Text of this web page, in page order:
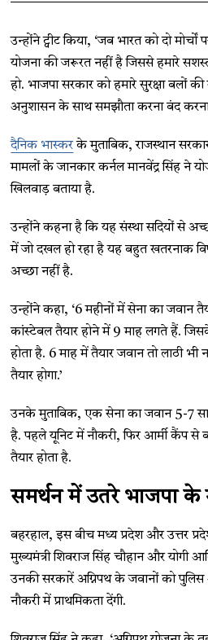
उन्होंने ट्वीट किया, ‘जब भारत को दो
योजना की जरूरत नहीं है जिससे हमारे
हो. भाजपा सरकार को हमारे सुरक्षा बलों की
अनुशासन के साथ समझौता करना बंद करना
दैनिक भास्करके मुताबिक, राजस्थान सरकार
मामलों के जानकार कर्नल मानवेंद्र सिंह ने
खिलवाड़ बताया है.
उन्होंने कहना है कि यह संस्था सदियों से
में जो दखल हो रहा है यह बहुत खतरनाक
अच्छा नहीं है.
उन्होंने कहा, ‘6 महीनों में सेना का जवान
कांस्टेबल तैयार होने में 9 माह लगते हैं.
होता है. 6 माह में तैयार जवान तो लाठी
तैयार होगा.’
उनके मुताबिक, एक सेना का जवान 5-7
है. पहले यूनिट में नौकरी, फिर आर्मी कैंप से
तैयार होता है.
समर्थन में उतरे भाजपा के
बहरहाल, इस बीच मध्य प्रदेश और उत्तर
मुख्यमंत्री शिवराज सिंह चौहान और योगी
उनकी सरकारें अग्निपथ के जवानों को
नौकरी में प्राथमिकता देंगी.